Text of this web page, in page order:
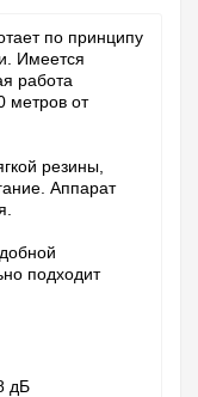
по принципу
Имеется
работа
метров от
резины,
Аппарат
подходит
дБ